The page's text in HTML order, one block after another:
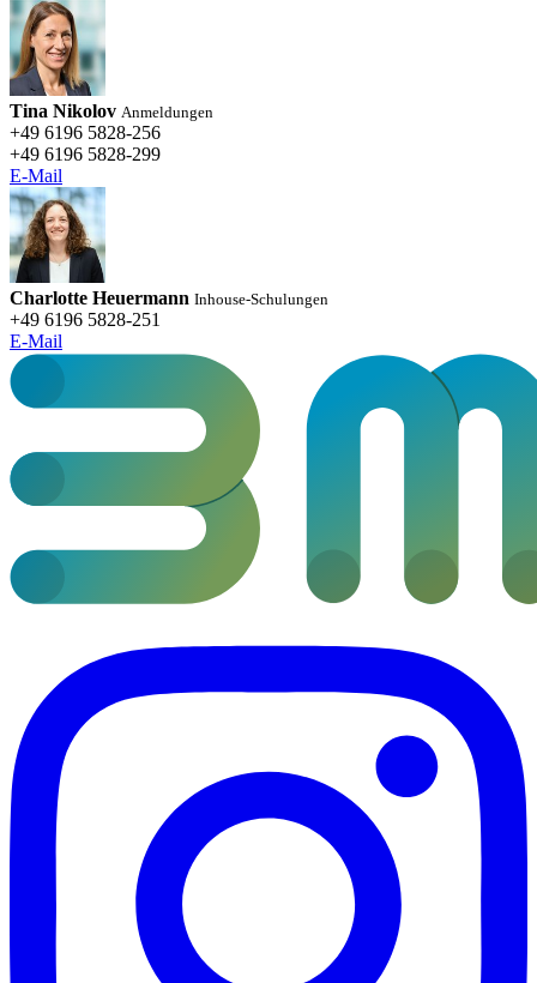
Tina Nikolov Anmeldungen
+49 6196 5828-256
+49 6196 5828-299
E-Mail
Charlotte Heuermann Inhouse-Schulungen
+49 6196 5828-251
E-Mail